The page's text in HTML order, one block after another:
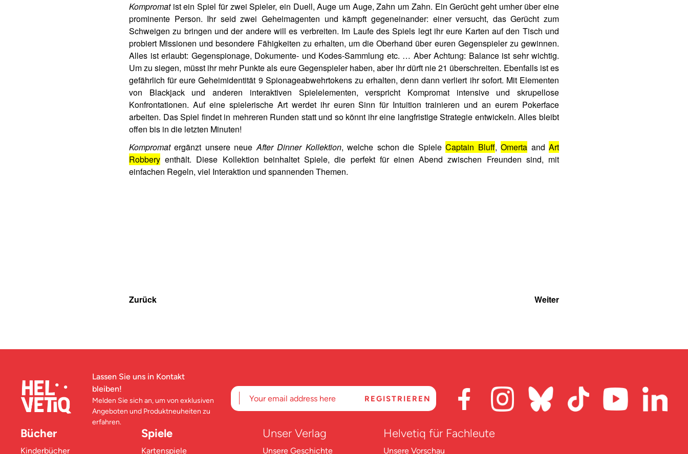
Kompromatist ein Spiel für zwei Spieler, ein Duell, Auge um Auge, Zahn um Zahn. Ein Gerücht geht umher über eine
prominente Person. Ihr seid zwei Geheimagenten und kämpft gegeneinander: einer versucht, das Gerücht zum
Schweigen zu bringen und der andere will es verbreiten. Im Laufe des Spiels legt ihr eure Karten auf den Tisch und
probiert Missionen und besondere Fähigkeiten zu erhalten, um die Oberhand über euren Gegenspieler zu gewinnen.
Alles ist erlaubt: Gegenspionage, Dokumente- und Kodes-Sammlung etc. … Aber Achtung: Balance ist sehr wichtig.
Um zu siegen, müsst ihr mehr Punkte als eure Gegenspieler haben, aber ihr dürft nie 21 überschreiten. Ebenfalls ist es
gefährlich für eure Geheimidentität 9 Spionageabwehrtokens zu erhalten, denn dann verliert ihr sofort. Mit Elementen
von Blackjack und anderen interaktiven Spielelementen, verspricht Kompromat intensive und skrupellose
Konfrontationen. Auf eine spielerische Art werdet ihr euren Sinn für Intuition trainieren und an eurem Pokerface
arbeiten. Das Spiel findet in mehreren Runden statt und so könnt ihr eine langfristige Strategie entwickeln. Alles bleibt
offen bis in die letzten Minuten!
Kompromatergänzt unsere neueAfter Dinner Kollektion, welche schon die SpieleCaptain Bluff,Omerta andArt
Robbery enthält. Diese Kollektion beinhaltet Spiele, die perfekt für einen Abend zwischen Freunden sind, mit
einfachen Regeln, viel Interaktion und spannenden Themen.
Zurück Weiter
Lassen Sie uns in Kontakt
bleiben!
Melden Sie sich an, um von exklusiven
Angeboten und Produktneuheiten zu
erfahren.
Bücher
Kinderbücher
Spiele
Kartenspiele
Unser Verlag
Unsere Geschichte
Helvetiq für Fachleute
Unsere Vorschau